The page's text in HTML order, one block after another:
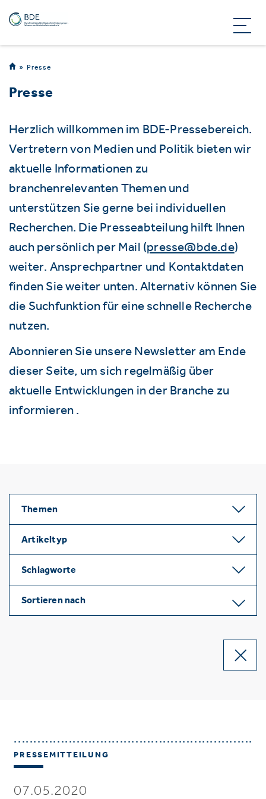
Presse
Presse
Herzlich willkommen im BDE-Pressebereich.
Vertretern von Medien und Politik bieten wir
aktuelle Informationen zu
branchenrelevanten Themen und
unterstützen Sie gerne bei individuellen
Recherchen. Die Presseabteilung hilft Ihnen
auch persönlich per Mail (presse@bde.de)
weiter. Ansprechpartner und Kontaktdaten
finden Sie weiter unten. Alternativ können Sie
die Suchfunktion für eine schnelle Recherche
nutzen.
Abonnieren Sie unsere Newsletter am Ende
dieser Seite, um sich regelmäßig über
aktuelle Entwicklungen in der Branche zu
informieren .
Themen
Artikeltyp
Schlagworte
Sortieren nach
PRESSEMITTEILUNG
07.05.2020